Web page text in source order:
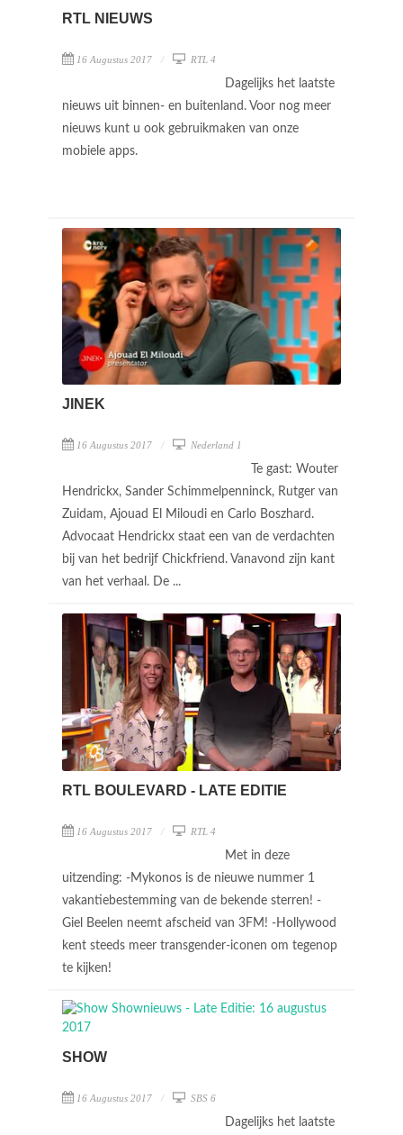
RTL NIEUWS
16 Augustus 2017 RTL 4
Dagelijks het laatste
nieuws uit binnen- en buitenland. Voor nog meer
nieuws kunt u ook gebruikmaken van onze
mobiele apps.
JINEK
16 Augustus 2017 Nederland 1
Te gast: Wouter
Hendrickx, Sander Schimmelpenninck, Rutger van
Zuidam, Ajouad El Miloudi en Carlo Boszhard.
Advocaat Hendrickx staat een van de verdachten
bij van het bedrijf Chickfriend. Vanavond zijn kant
van het verhaal. De ...
RTL BOULEVARD - LATE EDITIE
16 Augustus 2017 RTL 4
Met in deze
uitzending: -Mykonos is de nieuwe nummer 1
vakantiebestemming van de bekende sterren! -
Giel Beelen neemt afscheid van 3FM! -Hollywood
kent steeds meer transgender-iconen om tegenop
te kijken!
SHOW
16 Augustus 2017 SBS 6
Dagelijks het laatste